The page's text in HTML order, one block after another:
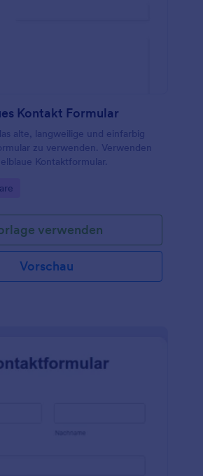
Kontakt Formular
alte, langweilige und einfarbig
zu verwenden. Verwenden
Kontaktformular.
verwenden
Vorschau